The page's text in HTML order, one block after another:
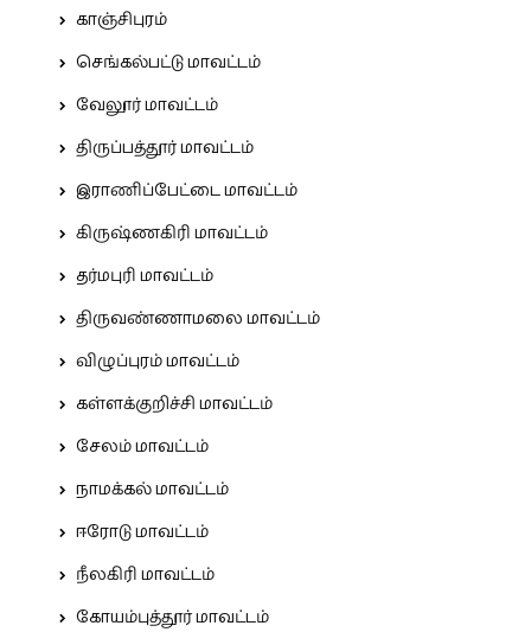
காஞ்சிபுரம்
செங்கல்பட்டு மாவட்டம்
வேலூர் மாவட்டம்
திருப்பத்தூர் மாவட்டம்
இராணிப்பேட்டை மாவட்டம்
கிருஷ்ணகிரி மாவட்டம்
தர்மபுரி மாவட்டம்
திருவண்ணாமலை மாவட்டம்
விழுப்புரம் மாவட்டம்
கள்ளக்குறிச்சி மாவட்டம்
சேலம் மாவட்டம்
நாமக்கல் மாவட்டம்
ஈரோடு மாவட்டம்
நீலகிரி மாவட்டம்
கோயம்புத்தூர் மாவட்டம்